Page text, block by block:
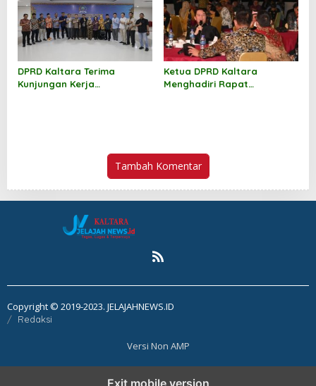
DPRD Kaltara Terima
Kunjungan Kerja
Ketua DPRD Kaltara
Menghadiri Rapat
Tambah Komentar
Copyright © 2019-2023. JELAJAHNEWS.ID
Redaksi
Versi Non AMP
Exit mobile version